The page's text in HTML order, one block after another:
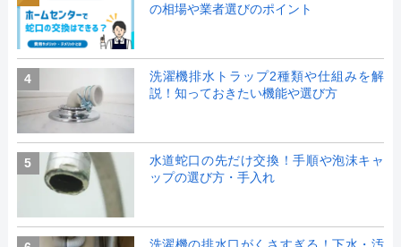
の相場や業者選びのポイント
4
洗濯機排水トラップ2種類や仕組みを解
説！知っておきたい機能や選び方
5
水道蛇口の先だけ交換！手順や泡沫キャ
ップの選び方・手入れ